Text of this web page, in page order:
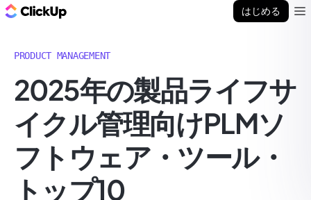
はじめる
PRODUCT MANAGEMENT
2025年の製品ライフサ
イクル管理向けPLMソ
フトウェア・ツール・
トップ10